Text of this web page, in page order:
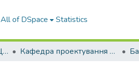
All of DSpace Statistics
ВИПУСКНІ КВАЛІФІКАЦІЙНІ РОБОТИ Кафедра проектування доріг, геодезії і землеустрою